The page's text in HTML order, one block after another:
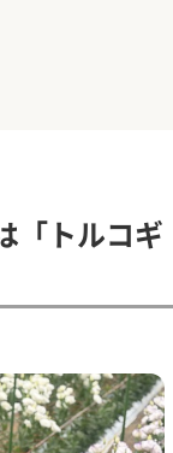
「トルコギ